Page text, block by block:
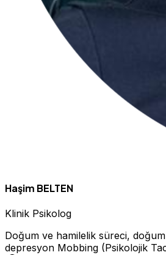
Haşim BELTEN
Klinik Psikolog
Doğum ve hamilelik süreci,
depresyon Mobbing (Psikolojik